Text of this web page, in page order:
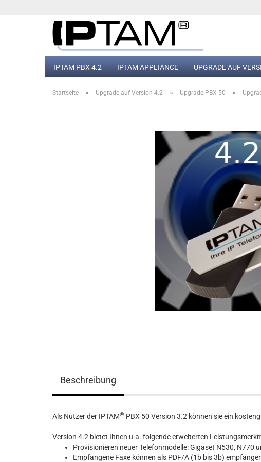
IPTAM PBX 4.2 IPTAM APPLIANCE UPGRADE AUF
Startseite » Upgrade auf Version 4.2 » Upgrade PBX 50 »
Beschreibung
Als Nutzer der IPTAM® PBX 50 Version 3.2 können sie ein
Version 4.2 bietet Ihnen u.a. folgende erweiterten
Provisionieren neuer Telefonmodelle: Gigaset N530, N770
Empfangene Faxe können als PDF/A (1b bis 3b)